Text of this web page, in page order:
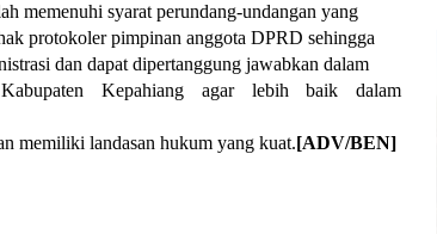
memenuhi syarat perundang-undangan yang
protokoler pimpinan anggota DPRD sehingga
dan dapat dipertanggung jawabkan dalam
Kabupaten Kepahiang agar lebih baik dalam
memiliki landasan hukum yang kuat.[ADV/BEN]